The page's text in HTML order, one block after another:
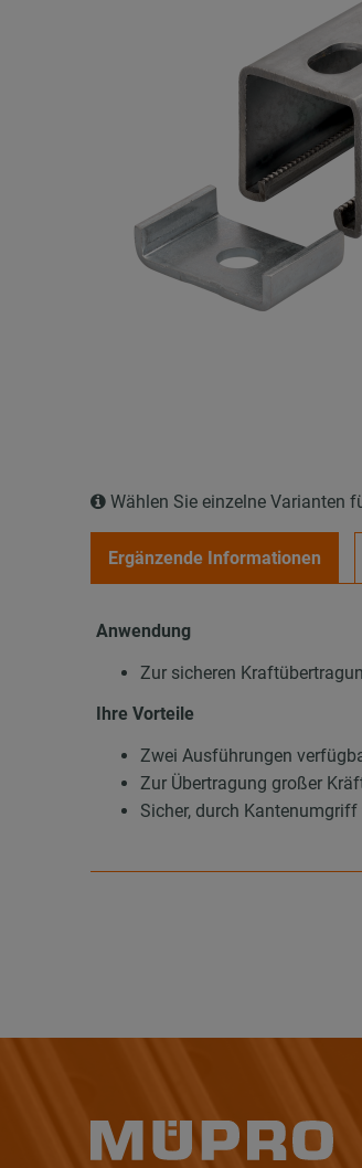
Wählen Sie einzelne Varianten
Ergänzende Informationen
Anwendung
Zur sicheren
Ihre Vorteile
Zwei Ausführungen
Zur Übertragung großer
Sicher, durch